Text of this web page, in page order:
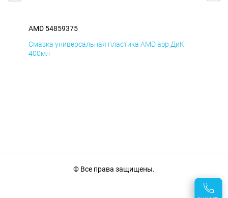
AMD 54859375
Смазка универсальная пластика AMD аэр ДиК
400мл
© Все права защищены.